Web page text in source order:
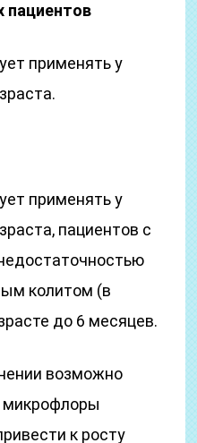
пациентов
применять у
применять у
пациентов с
колитом (в
до 6 месяцев.
возможно
микрофлоры
к росту